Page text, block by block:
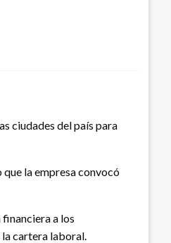
ciudades del país para
la empresa convocó
a los
cartera laboral.